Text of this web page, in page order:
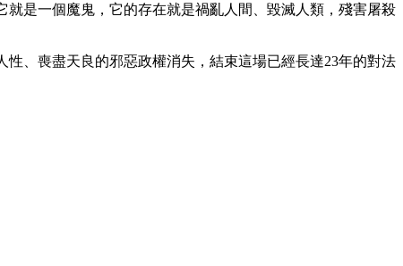
是一個魔鬼，它的存在就是禍亂人間、毀滅人類，殘害屠殺
、喪盡天良的邪惡政權消失，結束這場已經長達23年的對法